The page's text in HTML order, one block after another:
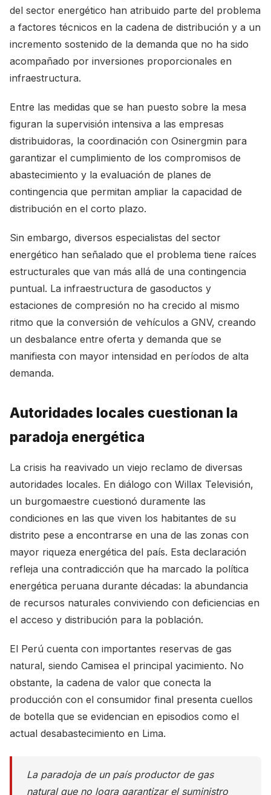
del sector energético han atribuido parte del problema
a factores técnicos en la cadena de distribución y a un
incremento sostenido de la demanda que no ha sido
acompañado por inversiones proporcionales en
infraestructura.
Entre las medidas que se han puesto sobre la mesa
figuran la supervisión intensiva a las empresas
distribuidoras, la coordinación con Osinergmin para
garantizar el cumplimiento de los compromisos de
abastecimiento y la evaluación de planes de
contingencia que permitan ampliar la capacidad de
distribución en el corto plazo.
Sin embargo, diversos especialistas del sector
energético han señalado que el problema tiene raíces
estructurales que van más allá de una contingencia
puntual. La infraestructura de gasoductos y
estaciones de compresión no ha crecido al mismo
ritmo que la conversión de vehículos a GNV, creando
un desbalance entre oferta y demanda que se
manifiesta con mayor intensidad en períodos de alta
demanda.
Autoridades locales cuestionan la
paradoja energética
La crisis ha reavivado un viejo reclamo de diversas
autoridades locales. En diálogo con Willax Televisión,
un burgomaestre cuestionó duramente las
condiciones en las que viven los habitantes de su
distrito pese a encontrarse en una de las zonas con
mayor riqueza energética del país. Esta declaración
refleja una contradicción que ha marcado la política
energética peruana durante décadas: la abundancia
de recursos naturales conviviendo con deficiencias en
el acceso y distribución para la población.
El Perú cuenta con importantes reservas de gas
natural, siendo Camisea el principal yacimiento. No
obstante, la cadena de valor que conecta la
producción con el consumidor final presenta cuellos
de botella que se evidencian en episodios como el
actual desabastecimiento en Lima.
La paradoja de un país productor de gas
natural que no logra garantizar el suministro